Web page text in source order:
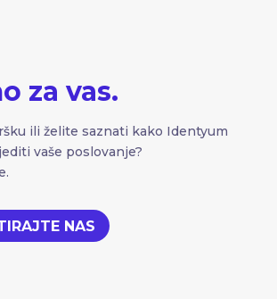
za vas.
ili želite saznati kako Identyum
vaše poslovanje?
NAS